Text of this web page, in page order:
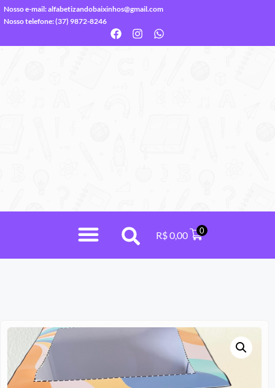
Nosso e-mail:alfabetizandobaixinhos@gmail.com
Nosso telefone: (37) 9872-8246
R$0,00 0